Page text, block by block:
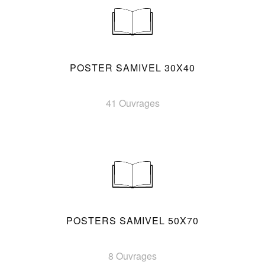
POSTER SAMIVEL 30X40
41 Ouvrages
POSTERS SAMIVEL 50X70
8 Ouvrages